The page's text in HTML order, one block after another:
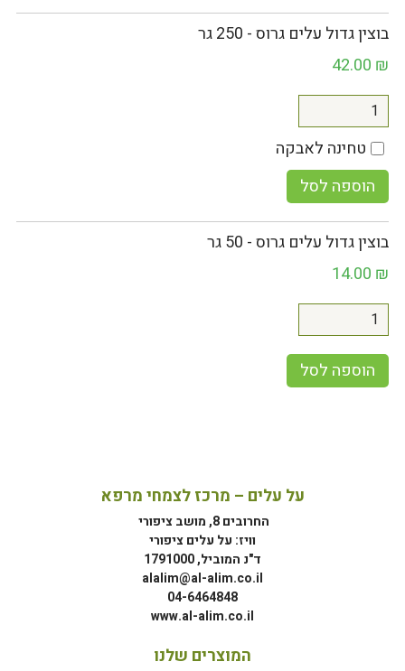
בוצין גדול עלים גרוס - 250 גר
42.00 ₪
טחינה לאבקה
הוספה לסל
בוצין גדול עלים גרוס - 50 גר
14.00 ₪
הוספה לסל
על עלים – מרכז לצמחי מרפא
החרובים 8, מושב ציפורי
וויז: על עלים ציפורי
ד"נ המוביל, 1791000
alalim@al-alim.co.il
04-6464848
www.al-alim.co.il
המוצרים שלנו